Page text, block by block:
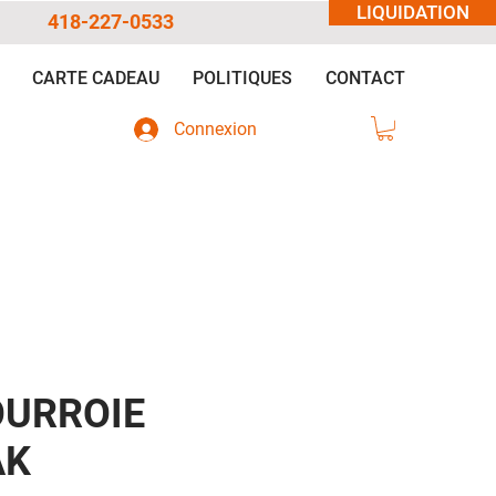
LIQUIDATION
418-227-0533
CARTE CADEAU POLITIQUES CONTACT
Connexion